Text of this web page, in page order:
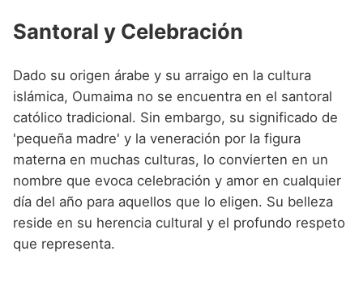
Santoral y Celebración
Dado su origen árabe y su arraigo en la cultura
islámica, Oumaima no se encuentra en el santoral
católico tradicional. Sin embargo, su significado de
'pequeña madre' y la veneración por la figura
materna en muchas culturas, lo convierten en un
nombre que evoca celebración y amor en cualquier
día del año para aquellos que lo eligen. Su belleza
reside en su herencia cultural y el profundo respeto
que representa.